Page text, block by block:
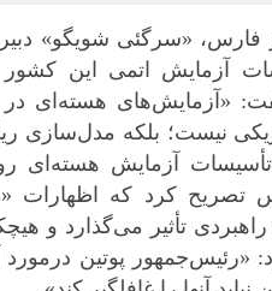
اتوبوس
نجف به کربلا
فارس، «سرگئی شویگو»
آزمایش اتمی این
«آزمایش‌های هسته‌ای
نیست؛ بلکه مدل‌سازی
آزمایش هسته‌ای
تصریح کرد که اظهارات
تأثیر می‌گذارد و
«رئیس‌جمهور پوتین